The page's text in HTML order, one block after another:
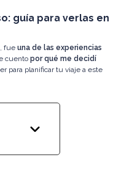
guía para verlas en
fue una de las experiencias
cuento por qué me decidí
para planificar tu viaje a este